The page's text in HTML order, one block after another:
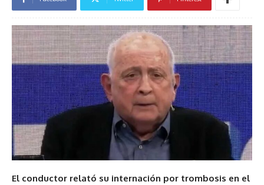
El conductor relató su internación por trombosis en el